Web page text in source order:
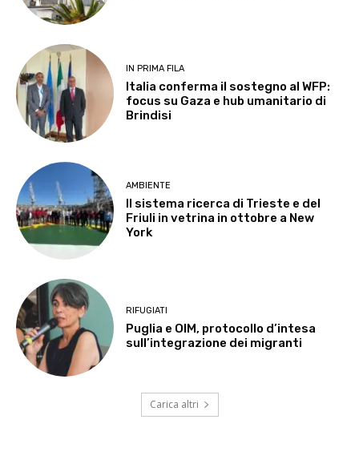
IN PRIMA FILA
Italia conferma il sostegno al WFP:
focus su Gaza e hub umanitario di
Brindisi
AMBIENTE
Il sistema ricerca di Trieste e del
Friuli in vetrina in ottobre a New
York
RIFUGIATI
Puglia e OIM, protocollo d’intesa
sull’integrazione dei migranti
Carica altri